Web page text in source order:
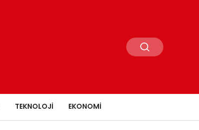
TEKNOLOJI EKONOMI